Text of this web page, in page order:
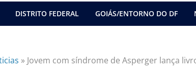
DISTRITO FEDERAL GOIÁS/ENTORNO DO DF
» Jovem com síndrome de Asperger lança